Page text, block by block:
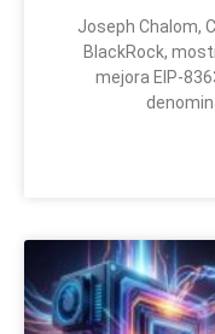
Joseph Chalom,
BlackRock,
mejora EIP-